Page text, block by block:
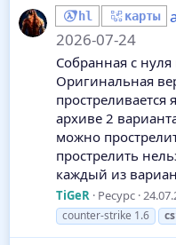
hl карты
2026-07-24
Собранная с нуля
Оригинальная
архиве 2
можно
прострелить
каждый из
TiGeR Ресурс
counter-strike 1.6